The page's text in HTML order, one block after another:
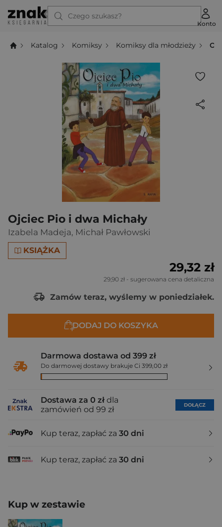
Czego szukasz?
Konto
Katalog Komiksy Komiksy dla młodzieży
Ojciec Pio i dwa Michały
Izabela Madeja, Michał Pawłowski
KSIĄŻKA
29,32 zł
29,90 zł - sugerowana cena detaliczna
Zamów teraz, wyślemy w poniedziałek.
DODAJ DO KOSZYKA
Darmowa dostawa od 399 zł
Do darmowej dostawy brakuje Ci 399,00 zł
Dostawa za 0 zł dla
zamówień od 99 zł
DOŁĄCZ
Kup teraz, zapłać za 30 dni
Kup teraz, zapłać za 30 dni
Kup w zestawie